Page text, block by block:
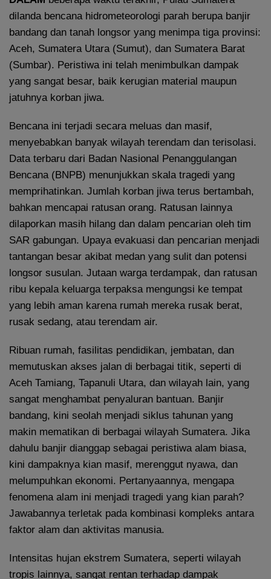
dilanda bencana hidrometeorologi parah berupa banjir
bandang dan tanah longsor yang menimpa tiga provinsi:
Aceh, Sumatera Utara (Sumut), dan Sumatera Barat
(Sumbar). Peristiwa ini telah menimbulkan dampak
yang sangat besar, baik kerugian material maupun
jatuhnya korban jiwa.
Bencana ini terjadi secara meluas dan masif,
menyebabkan banyak wilayah terendam dan terisolasi.
Data terbaru dari Badan Nasional Penanggulangan
Bencana (BNPB) menunjukkan skala tragedi yang
memprihatinkan. Jumlah korban jiwa terus bertambah,
bahkan mencapai ratusan orang. Ratusan lainnya
dilaporkan masih hilang dan dalam pencarian oleh tim
SAR gabungan. Upaya evakuasi dan pencarian menjadi
tantangan besar akibat medan yang sulit dan potensi
longsor susulan. Jutaan warga terdampak, dan ratusan
ribu kepala keluarga terpaksa mengungsi ke tempat
yang lebih aman karena rumah mereka rusak berat,
rusak sedang, atau terendam air.
Ribuan rumah, fasilitas pendidikan, jembatan, dan
memutuskan akses jalan di berbagai titik, seperti di
Aceh Tamiang, Tapanuli Utara, dan wilayah lain, yang
sangat menghambat penyaluran bantuan. Banjir
bandang, kini seolah menjadi siklus tahunan yang
makin mematikan di berbagai wilayah Sumatera. Jika
dahulu banjir dianggap sebagai peristiwa alam biasa,
kini dampaknya kian masif, merenggut nyawa, dan
melumpuhkan ekonomi. Pertanyaannya, mengapa
fenomena alam ini menjadi tragedi yang kian parah?
Jawabannya terletak pada kombinasi kompleks antara
faktor alam dan aktivitas manusia.
Intensitas hujan ekstrem Sumatera, seperti wilayah
tropis lainnya, sangat rentan terhadap dampak